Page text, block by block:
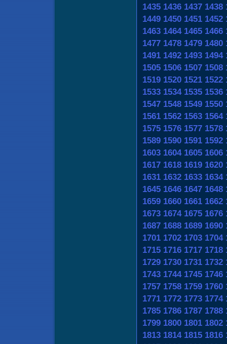
1435 1436 1437 1438
1449 1450 1451 1452
1463 1464 1465 1466
1477 1478 1479 1480
1491 1492 1493 1494
1505 1506 1507 1508
1519 1520 1521 1522
1533 1534 1535 1536
1547 1548 1549 1550
1561 1562 1563 1564
1575 1576 1577 1578
1589 1590 1591 1592
1603 1604 1605 1606
1617 1618 1619 1620
1631 1632 1633 1634
1645 1646 1647 1648
1659 1660 1661 1662
1673 1674 1675 1676
1687 1688 1689 1690
1701 1702 1703 1704
1715 1716 1717 1718
1729 1730 1731 1732
1743 1744 1745 1746
1757 1758 1759 1760
1771 1772 1773 1774
1785 1786 1787 1788
1799 1800 1801 1802
1813 1814 1815 1816